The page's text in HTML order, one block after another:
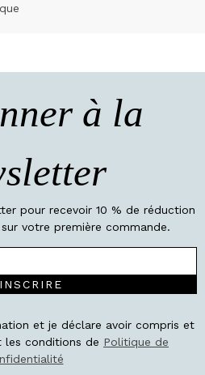
à la
pour recevoir 10 % de réduction
votre première commande.
et je déclare avoir compris et
les conditions de Politique de